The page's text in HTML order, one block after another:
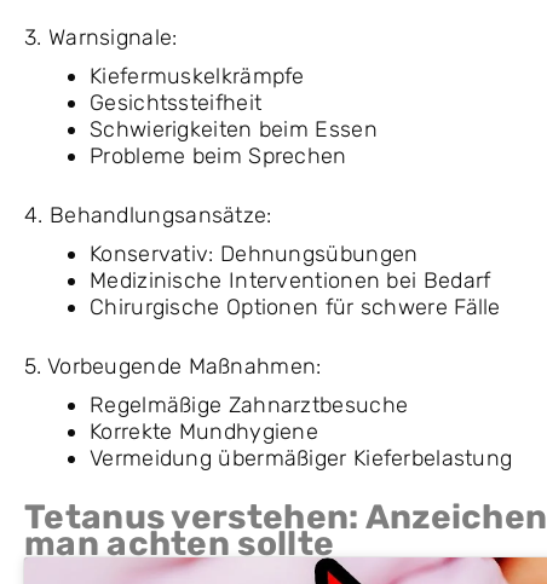
3. Warnsignale:
Kiefermuskelkrämpfe
Gesichtssteifheit
Schwierigkeiten beim Essen
Probleme beim Sprechen
4. Behandlungsansätze:
Konservativ: Dehnungsübungen
Medizinische Interventionen bei Bedarf
Chirurgische Optionen für schwere Fälle
5. Vorbeugende Maßnahmen:
Regelmäßige Zahnarztbesuche
Korrekte Mundhygiene
Vermeidung übermäßiger Kieferbelastung
Tetanus verstehen:
man achten sollte